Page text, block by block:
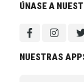
ÚNASE A
NUESTRAS